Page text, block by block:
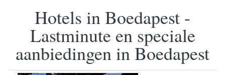
Hotels in Boedapest -
Lastminute en speciale
aanbiedingen in Boedapest